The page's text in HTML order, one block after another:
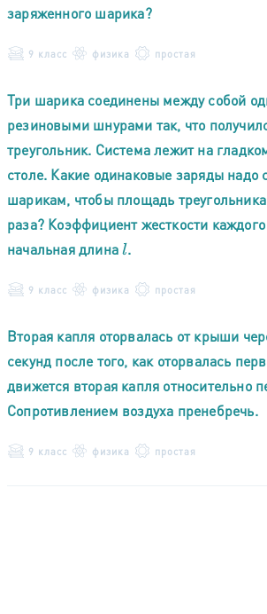
заряженного шарика?
9 класс физика простая
Три шарика соединены между собой
резиновыми шнурами так, что
треугольник. Система лежит на
столе. Какие одинаковые заряды надо
шарикам, чтобы площадь
раза? Коэффициент жесткости
начальная длинаl.
9 класс физика простая
Вторая капля оторвалась от крыши
секунд после того, как оторвалась
движется вторая капля относительно
Сопротивлением воздуха пренебречь.
9 класс физика простая